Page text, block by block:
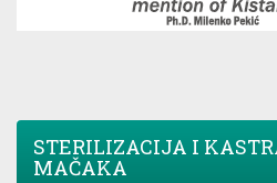
STERILIZACIJA I
MAČAKA